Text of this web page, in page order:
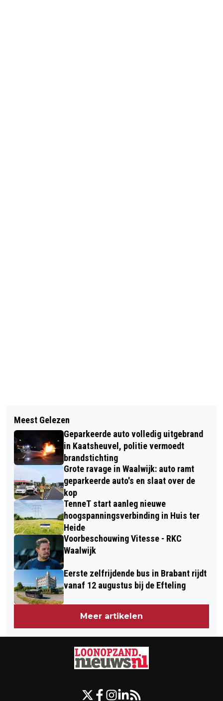
VRAGEN GEMEENTEBELANGEN OVER
MOLENEIND EN DORPSHUIS
BEANTWOORD DOOR COLLEGE
ZONNEBRANDPALEN TERUG IN LOON
OP ZAND VOOR GRATIS
BESCHERMING TEGEN DE ZON
Meest Gelezen
Geparkeerde auto volledig uitgebrand
in Kaatsheuvel, politie vermoedt
brandstichting
Grote ravage in Waalwijk: auto ramt
geparkeerde auto's en slaat over de
kop
TenneT start aanleg nieuwe
hoogspanningsverbinding in Huis ter
Heide
Voorbeschouwing Vitesse - RKC
Waalwijk
Eerste zelfrijdende bus in Brabant rijdt
vanaf 12 augustus bij de Efteling
Meer artikelen